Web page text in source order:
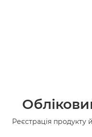
Реєстрація продукту